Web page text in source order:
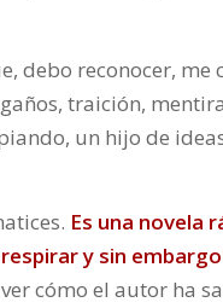
debo reconocer, me
traición,
un hijo de
Es una novela
y sin
cómo el autor ha